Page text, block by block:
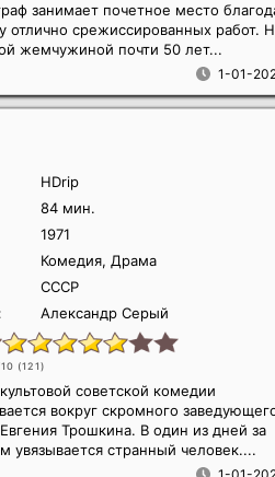
1-01-
занимает почетное место
отлично срежиссированных работ.
жемчужиной почти 50 лет...
HDrip
84 мин.
1971
Комедия, Драма
СССР
Александр Серый
(121)
советской комедии
вокруг скромного
Трошкина. В один из дней за
увязывается странный человек....